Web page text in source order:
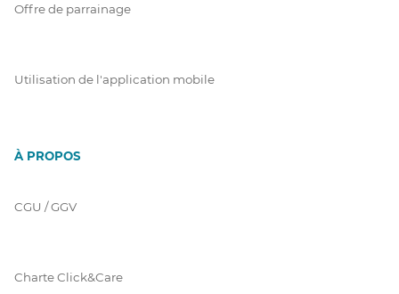
Offre de parrainage
Utilisation de l'application mobile
À PROPOS
CGU / GGV
Charte Click&Care